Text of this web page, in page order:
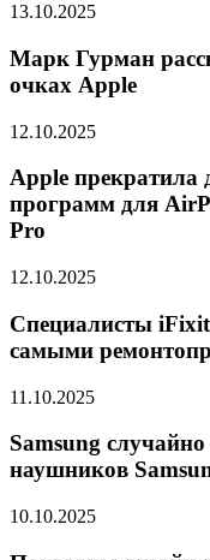
13.10.2025
Марк Гурман
очках Apple
12.10.2025
Apple прекратила
программ для
Pro
12.10.2025
Специалисты iFixit
самыми
11.10.2025
Samsung
наушников
10.10.2025